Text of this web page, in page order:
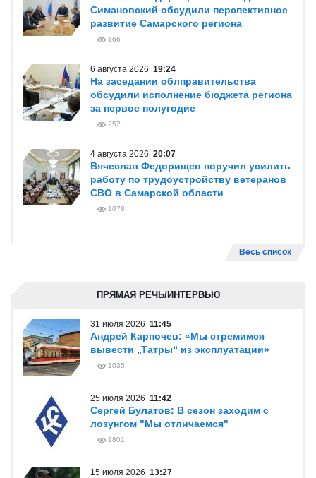
Симановский обсудили перспективное
развитие Самарского региона
166
6 августа 2026 19:24
На заседании облправительства
обсудили исполнение бюджета региона
за первое полугодие
252
4 августа 2026 20:07
Вячеслав Федорищев поручил усилить
работу по трудоустройству ветеранов
СВО в Самарской области
1078
Весь список
ПРЯМАЯ РЕЧЬ/ИНТЕРВЬЮ
31 июля 2026 11:45
Андрей Карпочев: «Мы стремимся
вывести „Татры“ из эксплуатации»
1035
25 июля 2026 11:42
Сергей Булатов: В сезон заходим с
лозунгом "Мы отличаемся"
1801
15 июля 2026 13:27